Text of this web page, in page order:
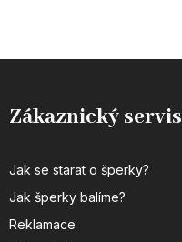
Zákaznický servis
Jak se starat o šperky?
Jak šperky balíme?
Reklamace